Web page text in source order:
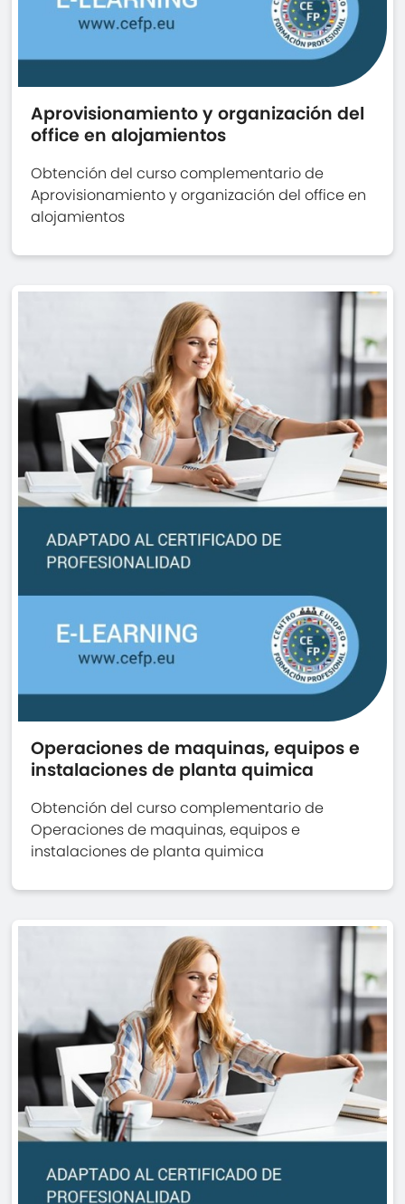
Aprovisionamiento y organización del
office en alojamientos
Obtención del curso complementario de
Aprovisionamiento y organización del office en
alojamientos
Operaciones de maquinas, equipos e
instalaciones de planta quimica
Obtención del curso complementario de
Operaciones de maquinas, equipos e
instalaciones de planta quimica